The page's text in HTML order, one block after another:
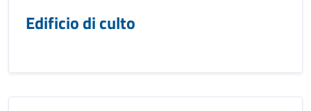
Edificio di culto